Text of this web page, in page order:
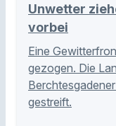
Unwetter
vorbei
Eine
gezogen. Die
gestreift.